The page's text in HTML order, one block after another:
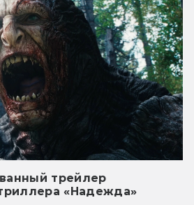
трейлер
«Надежда»